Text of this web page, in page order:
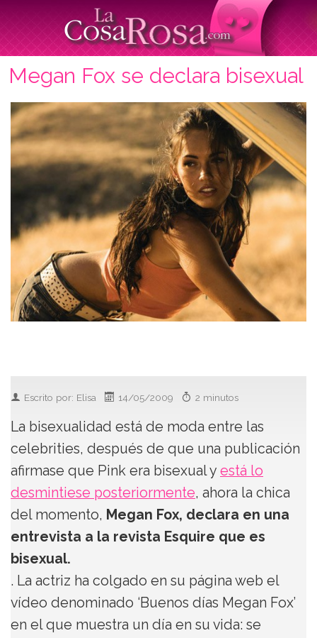
Megan Fox se declara bisexual
Escrito por: Elisa 14/05/2009 2 minutos
La bisexualidad está de moda entre las
celebrities, después de que una publicación
afirmase que Pink era bisexual y está lo
desmintiese posteriormente, ahora la chica
del momento, Megan Fox, declara en una
entrevista a la revista Esquire que es
bisexual.
. La actriz ha colgado en su página web el
vídeo denominado ‘Buenos días Megan Fox’
en el que muestra un día en su vida: se